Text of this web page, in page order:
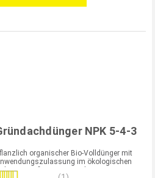
NPK 5-4-3
organischer Bio-Volldünger mit
im ökologischen
gemäß EU-Bioverordnung 834/2007